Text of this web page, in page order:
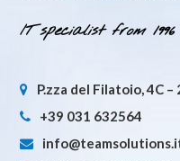
IT specialist from 1996
P.zza del Filatoio, 4C
+39 031 632564